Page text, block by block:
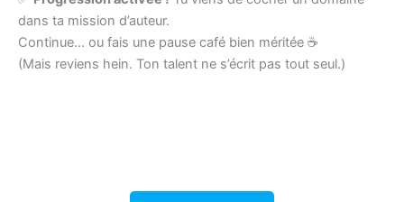
dans ta mission d’auteur.
Continue… ou fais une pause café bien méritée ☕
(Mais reviens hein. Ton talent ne s’écrit pas tout seul.)